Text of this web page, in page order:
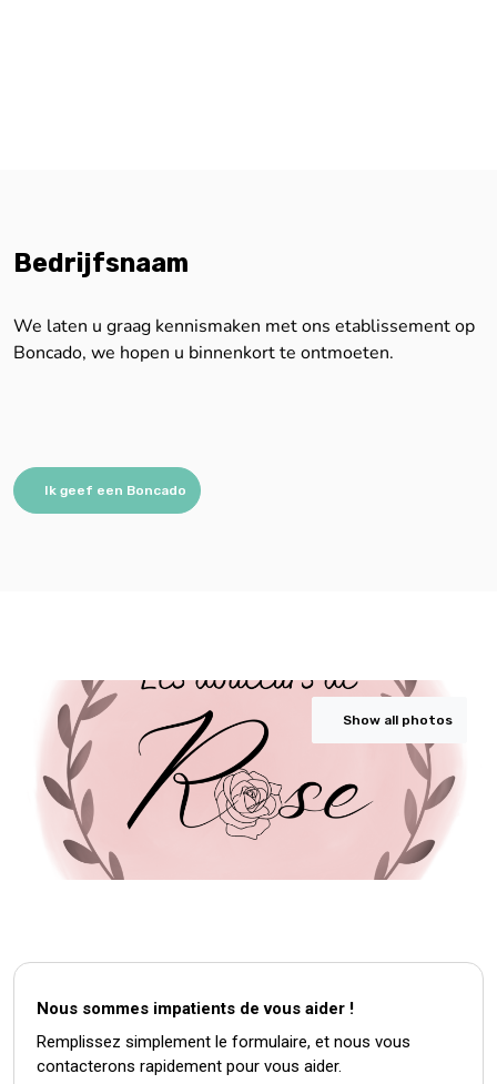
Bedrijfsnaam
We laten u graag kennismaken met ons etablissement op
Boncado, we hopen u binnenkort te ontmoeten.
Ik geef een Boncado
Show all photos
Nous sommes impatients de vous aider !
Remplissez simplement le formulaire, et nous vous
contacterons rapidement pour vous aider.